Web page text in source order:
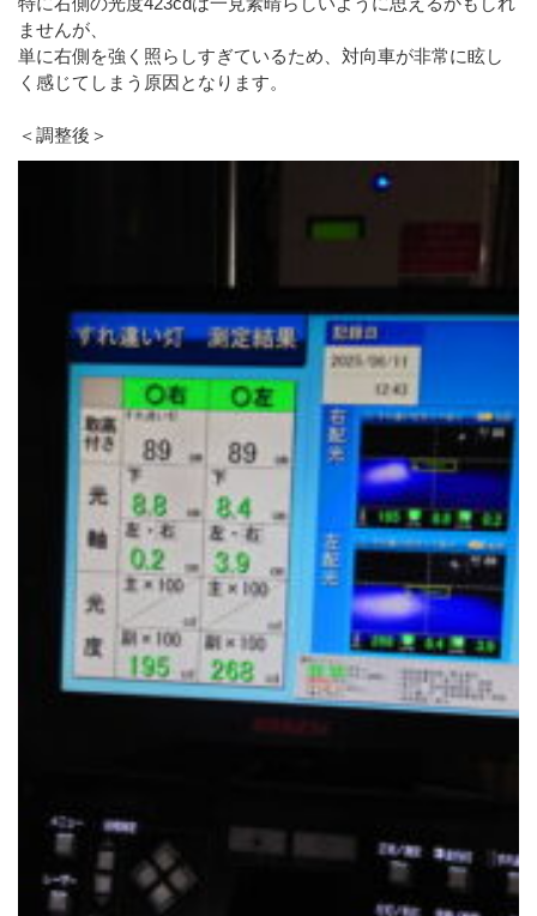
ませんが、
単に右側を強く照らしすぎているため、対向車が非常に眩し
く感じてしまう原因となります。
＜調整後＞